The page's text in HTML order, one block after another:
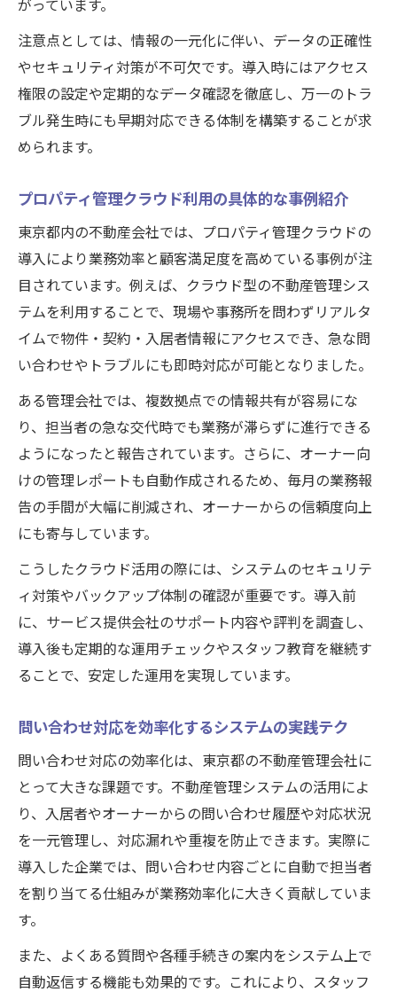
がっています。
注意点としては、情報の一元化に伴い、データの正確性
やセキュリティ対策が不可欠です。導入時にはアクセス
権限の設定や定期的なデータ確認を徹底し、万一のトラ
ブル発生時にも早期対応できる体制を構築することが求
められます。
プロパティ管理クラウド利用の具体的な事例紹介
東京都内の不動産会社では、プロパティ管理クラウドの
導入により業務効率と顧客満足度を高めている事例が注
目されています。例えば、クラウド型の不動産管理シス
テムを利用することで、現場や事務所を問わずリアルタ
イムで物件・契約・入居者情報にアクセスでき、急な問
い合わせやトラブルにも即時対応が可能となりました。
ある管理会社では、複数拠点での情報共有が容易にな
り、担当者の急な交代時でも業務が滞らずに進行できる
ようになったと報告されています。さらに、オーナー向
けの管理レポートも自動作成されるため、毎月の業務報
告の手間が大幅に削減され、オーナーからの信頼度向上
にも寄与しています。
こうしたクラウド活用の際には、システムのセキュリテ
ィ対策やバックアップ体制の確認が重要です。導入前
に、サービス提供会社のサポート内容や評判を調査し、
導入後も定期的な運用チェックやスタッフ教育を継続す
ることで、安定した運用を実現しています。
問い合わせ対応を効率化するシステムの実践テク
問い合わせ対応の効率化は、東京都の不動産管理会社に
とって大きな課題です。不動産管理システムの活用によ
り、入居者やオーナーからの問い合わせ履歴や対応状況
を一元管理し、対応漏れや重複を防止できます。実際に
導入した企業では、問い合わせ内容ごとに自動で担当者
を割り当てる仕組みが業務効率化に大きく貢献していま
す。
また、よくある質問や各種手続きの案内をシステム上で
自動返信する機能も効果的です。これにより、スタッフ